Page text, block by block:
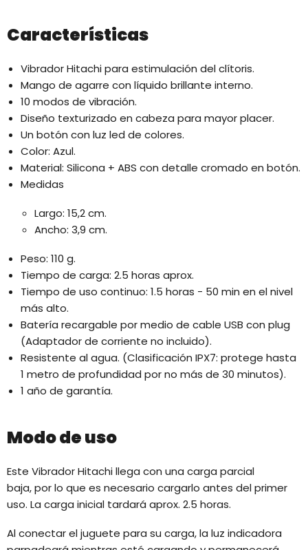
Características
Vibrador Hitachi para estimulación del clítoris.
Mango de agarre con líquido brillante interno.
10 modos de vibración.
Diseño texturizado en cabeza para mayor placer.
Un botón con luz led de colores.
Color: Azul.
Material: Silicona + ABS con detalle cromado en botón.
Medidas
Largo: 15,2 cm.
Ancho: 3,9 cm.
Peso: 110 g.
Tiempo de carga: 2.5 horas aprox.
Tiempo de uso continuo: 1.5 horas - 50 min en el nivel
más alto.
Batería recargable por medio de cable USB con plug
(Adaptador de corriente no incluido).
Resistente al agua. (Clasificación IPX7: protege hasta
1 metro de profundidad por no más de 30 minutos).
1 año de garantía.
Modo de uso
Este Vibrador Hitachi llega con una carga parcial
baja, por lo que es necesario cargarlo antes del primer
uso. La carga inicial tardará aprox. 2.5 horas.
Al conectar el juguete para su carga, la luz indicadora